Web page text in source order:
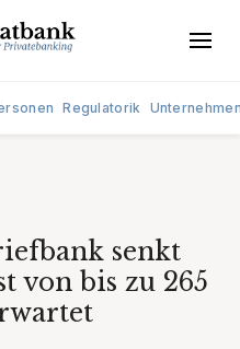
Regulatorik
senkt
von bis zu 265